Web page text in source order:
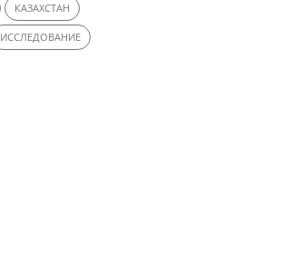
КАЗАХСТАН
ИССЛЕДОВАНИЕ